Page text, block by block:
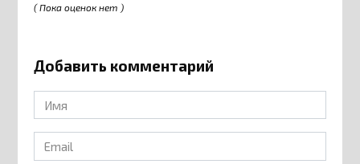
( Пока оценок нет )
Добавить комментарий
Имя
*
Email
*